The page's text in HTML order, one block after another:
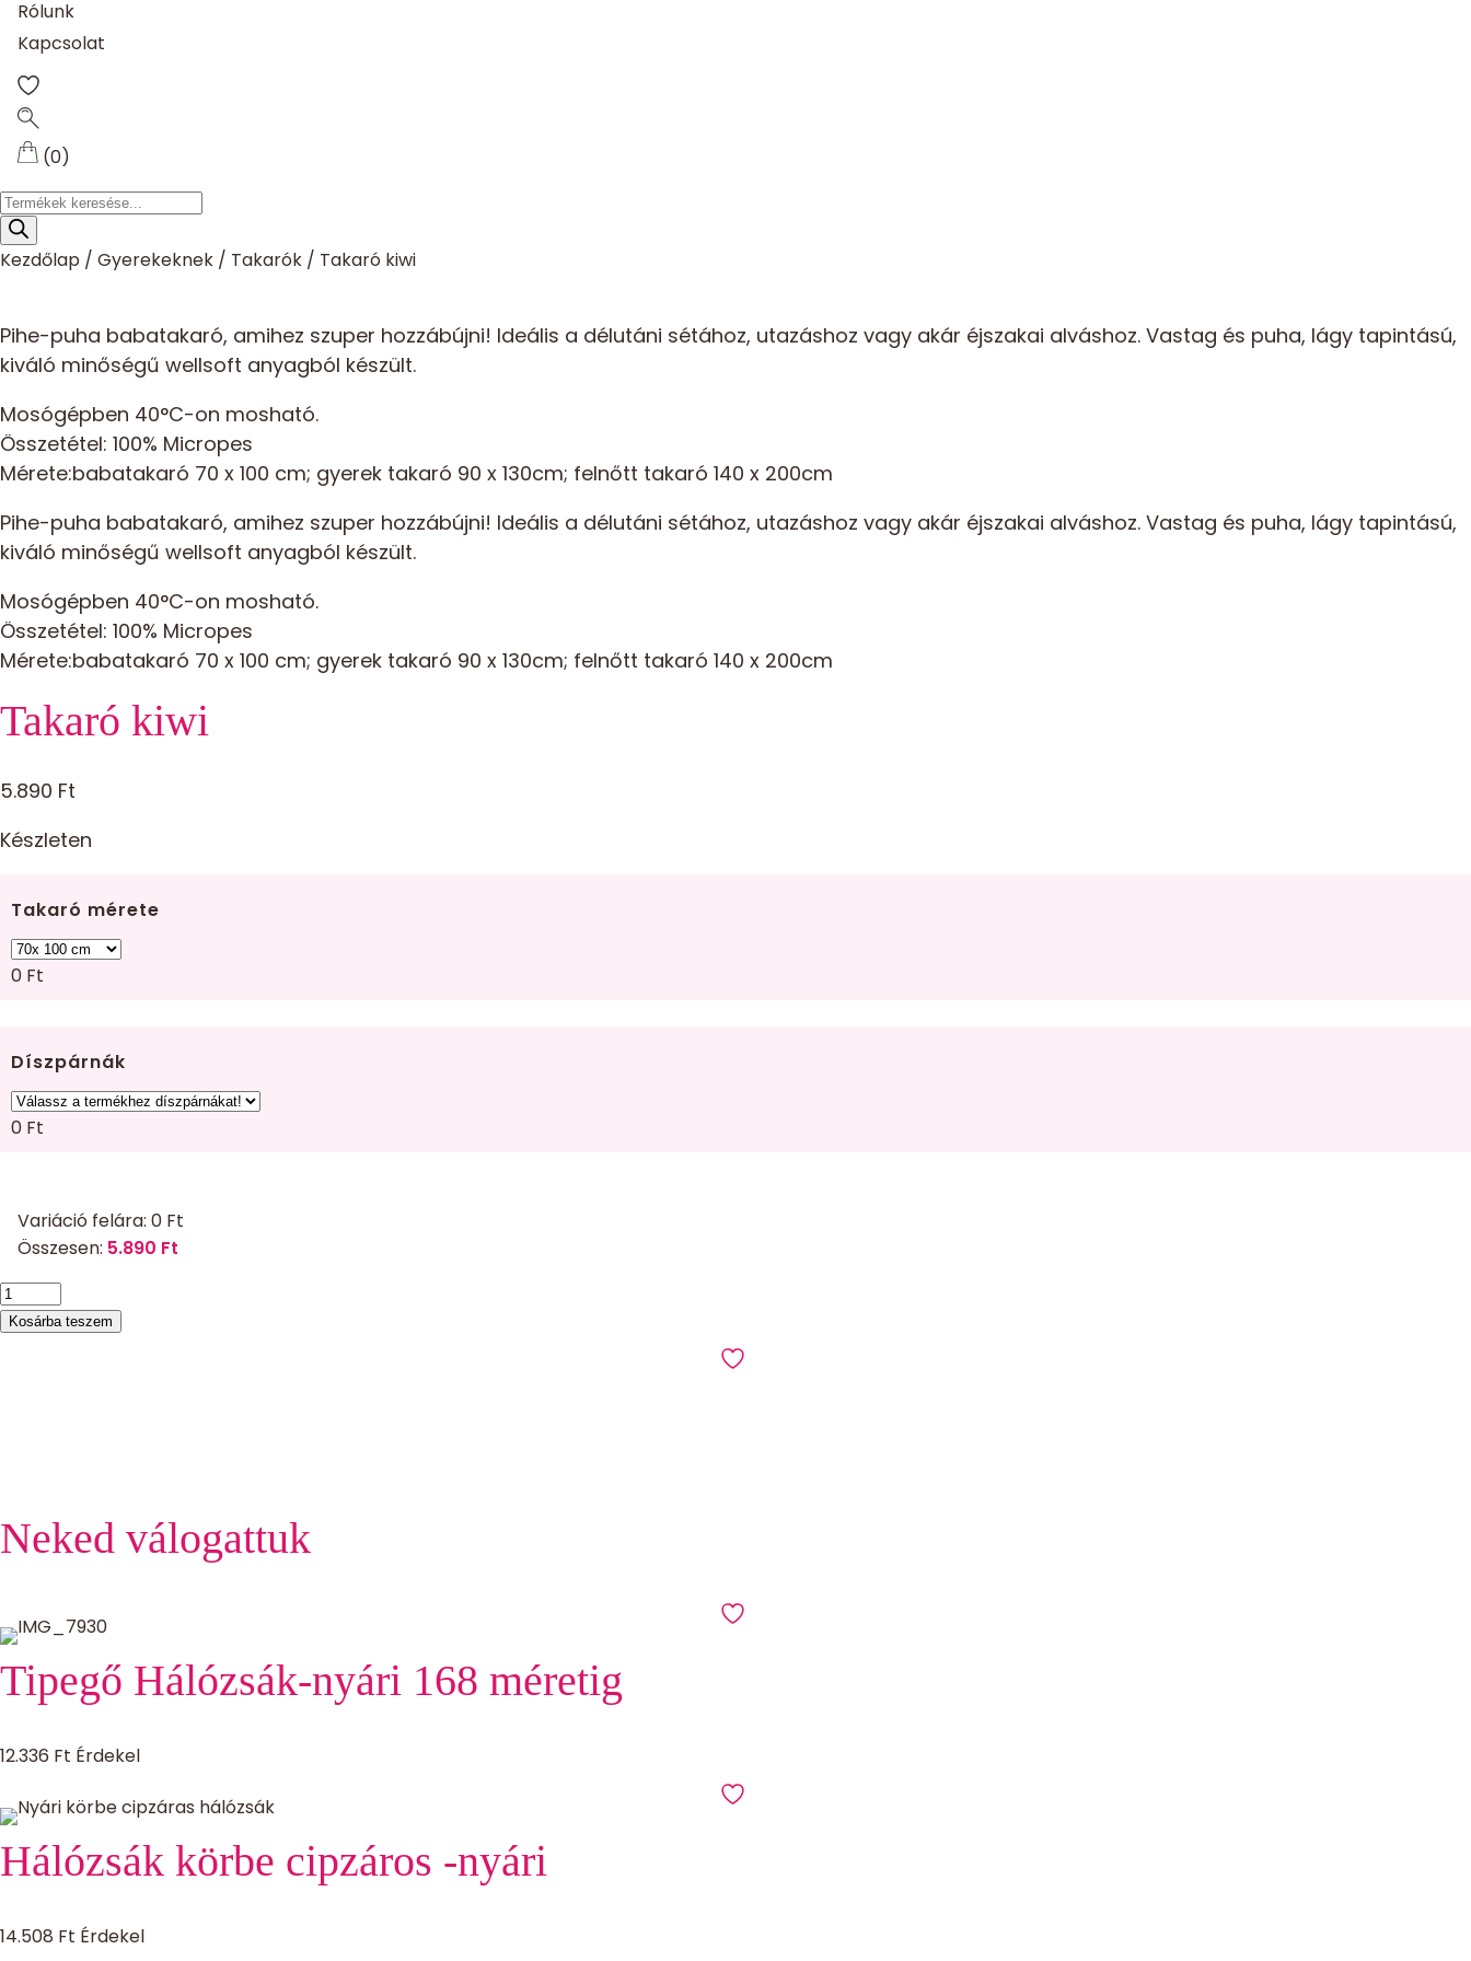
Rólunk
Kapcsolat
(0)
Products
search
Kezdőlap / Gyerekeknek / Takarók / Takaró kiwi
Pihe-puha babatakaró, amihez szuper hozzábújni! Ideális a délutáni sétához, utazáshoz vagy akár éjszakai alváshoz. Vastag és puha, lágy tapintású,
kiváló minőségű wellsoft anyagból készült.
Mosógépben 40°C-on mosható.
Összetétel: 100% Micropes
Mérete:babatakaró 70 x 100 cm; gyerek takaró 90 x 130cm; felnőtt takaró 140 x 200cm
Pihe-puha babatakaró, amihez szuper hozzábújni! Ideális a délutáni sétához, utazáshoz vagy akár éjszakai alváshoz. Vastag és puha, lágy tapintású,
kiváló minőségű wellsoft anyagból készült.
Mosógépben 40°C-on mosható.
Összetétel: 100% Micropes
Mérete:babatakaró 70 x 100 cm; gyerek takaró 90 x 130cm; felnőtt takaró 140 x 200cm
Takaró kiwi
5.890 Ft
Készleten
Takaró mérete
0 Ft
Díszpárnák
0 Ft
Variáció felára: 0 Ft
Összesen: 5.890 Ft
Takaró
kiwi
Kosárba teszem
Neked válogattuk
Tipegő Hálózsák-nyári 168 méretig
12.336 Ft Érdekel
Hálózsák körbe cipzáros -nyári
14.508 Ft Érdekel